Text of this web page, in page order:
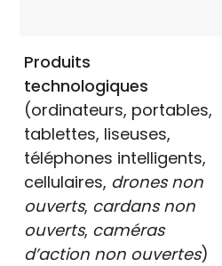
Produits
technologiques
(ordinateurs, portables,
tablettes, liseuses,
téléphones intelligents,
cellulaires, drones non
ouverts, cardans non
ouverts, caméras
d’action non ouvertes)